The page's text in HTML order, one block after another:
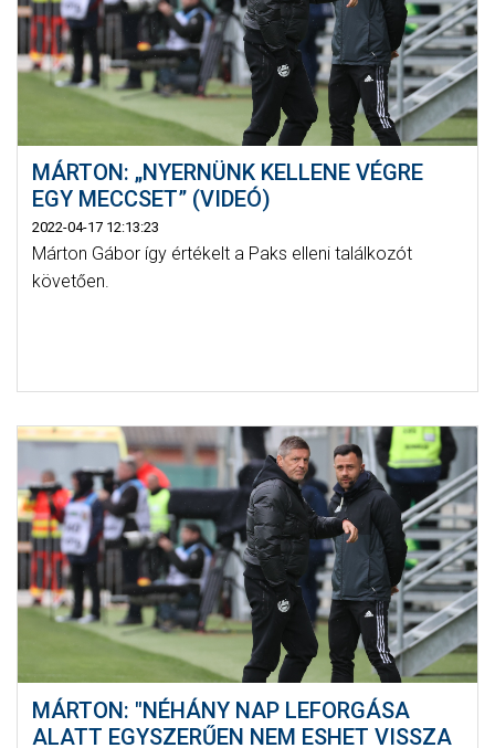
MÁRTON: „NYERNÜNK KELLENE VÉGRE
EGY MECCSET” (VIDEÓ)
2022-04-17 12:13:23
Márton Gábor így értékelt a Paks elleni találkozót
követően.
MÁRTON: "NÉHÁNY NAP LEFORGÁSA
ALATT EGYSZERŰEN NEM ESHET VISSZA